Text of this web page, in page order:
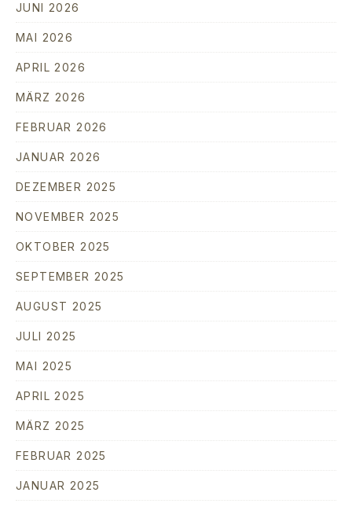
JUNI 2026
MAI 2026
APRIL 2026
MÄRZ 2026
FEBRUAR 2026
JANUAR 2026
DEZEMBER 2025
NOVEMBER 2025
OKTOBER 2025
SEPTEMBER 2025
AUGUST 2025
JULI 2025
MAI 2025
APRIL 2025
MÄRZ 2025
FEBRUAR 2025
JANUAR 2025